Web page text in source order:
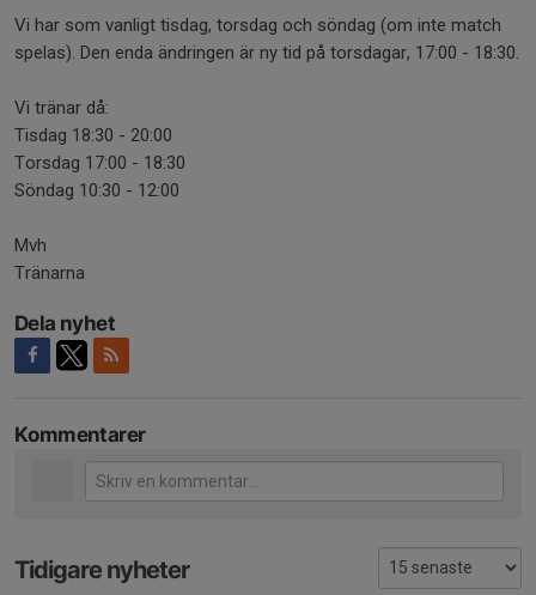
Vi har som vanligt tisdag, torsdag och söndag (om inte match
spelas). Den enda ändringen är ny tid på torsdagar, 17:00 - 18:30.
Vi tränar då:
Tisdag 18:30 - 20:00
Torsdag 17:00 - 18:30
Söndag 10:30 - 12:00
Mvh
Tränarna
Dela nyhet
Kommentarer
Tidigare nyheter